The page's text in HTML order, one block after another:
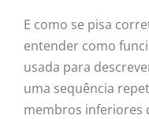
E como se pisa
entender como
usada para
uma sequência
membros inferiores